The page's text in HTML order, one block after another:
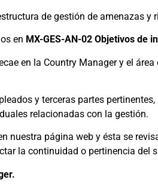
de gestión de amenazas y
en MX-GES-AN-02 Objetivos de
en la Country Manager y el
y terceras partes
relacionadas con la gestión.
nuestra página web y ésta se
la continuidad o pertinencia del